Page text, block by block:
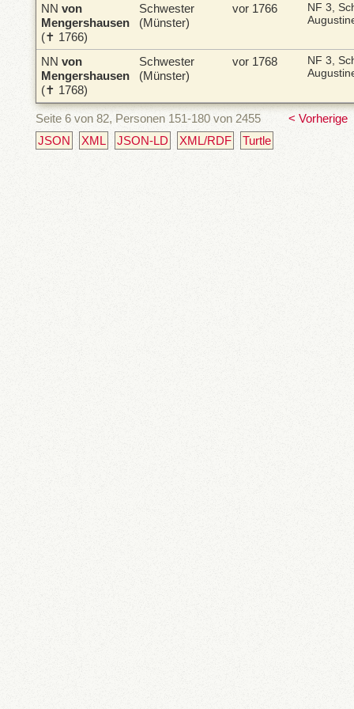
NN von
Mengershausen
(✝ 1766)
Schwester
(Münster)
vor 1766
NF 3,
NN von
Mengershausen
(✝ 1768)
Schwester
(Münster)
vor 1768
NF 3,
Seite 6 von 82, Personen 151-180 von 2455
< Vorherige
JSON
XML JSON-LD XML/RDF Turtle